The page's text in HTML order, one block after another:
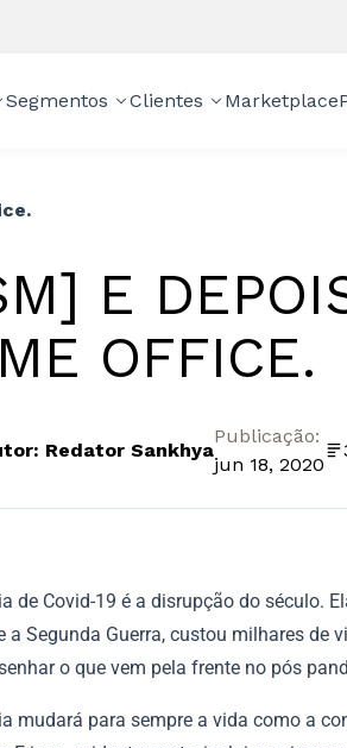
Segmentos Clientes Marketplace
E
OFFICE.
Redator Sankhya
Publicação:
jun 18, 2020
de Covid-19 é a disrupção do século.
a Segunda Guerra, custou milhares de
o que vem pela frente no pós
mudará para sempre a vida como a